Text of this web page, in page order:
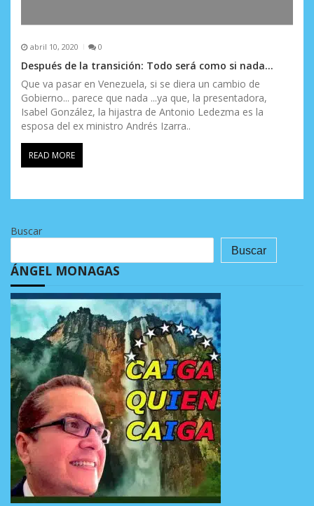
abril 10, 2020 0
Después de la transición: Todo será como si nada…
Que va pasar en Venezuela, si se diera un cambio de
Gobierno... parece que nada ...ya que, la presentadora,
Isabel González, la hijastra de Antonio Ledezma es la
esposa del ex ministro Andrés Izarra..
READ MORE
Buscar
Buscar
ÁNGEL MONAGAS